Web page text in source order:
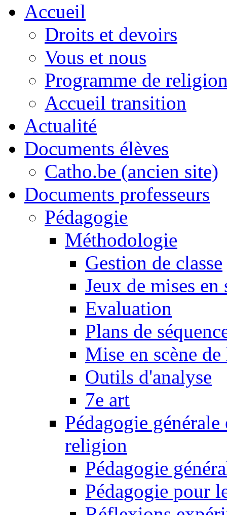
Accueil
Droits et devoirs
Vous et nous
Programme de
Accueil transition
Actualité
Documents élèves
Catho.be (ancien site)
Documents professeurs
Pédagogie
Méthodologie
Gestion de classe
Jeux de mises
Evaluation
Plans de
Mise en scène
Outils d'analyse
7e art
Pédagogie
religion
Pédagogie
Pédagogie pour